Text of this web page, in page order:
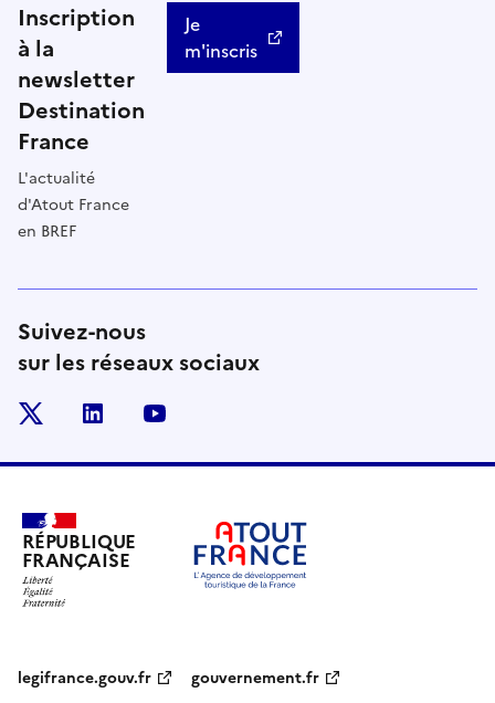
Inscription
à la
newsletter
Destination
France
L'actualité
d'Atout France
en BREF
Je
m'inscris
Suivez-nous
sur les réseaux sociaux
linkedin
RÉPUBLIQUE
FRANÇAISE
legifrance.gouv.fr gouvernement.fr